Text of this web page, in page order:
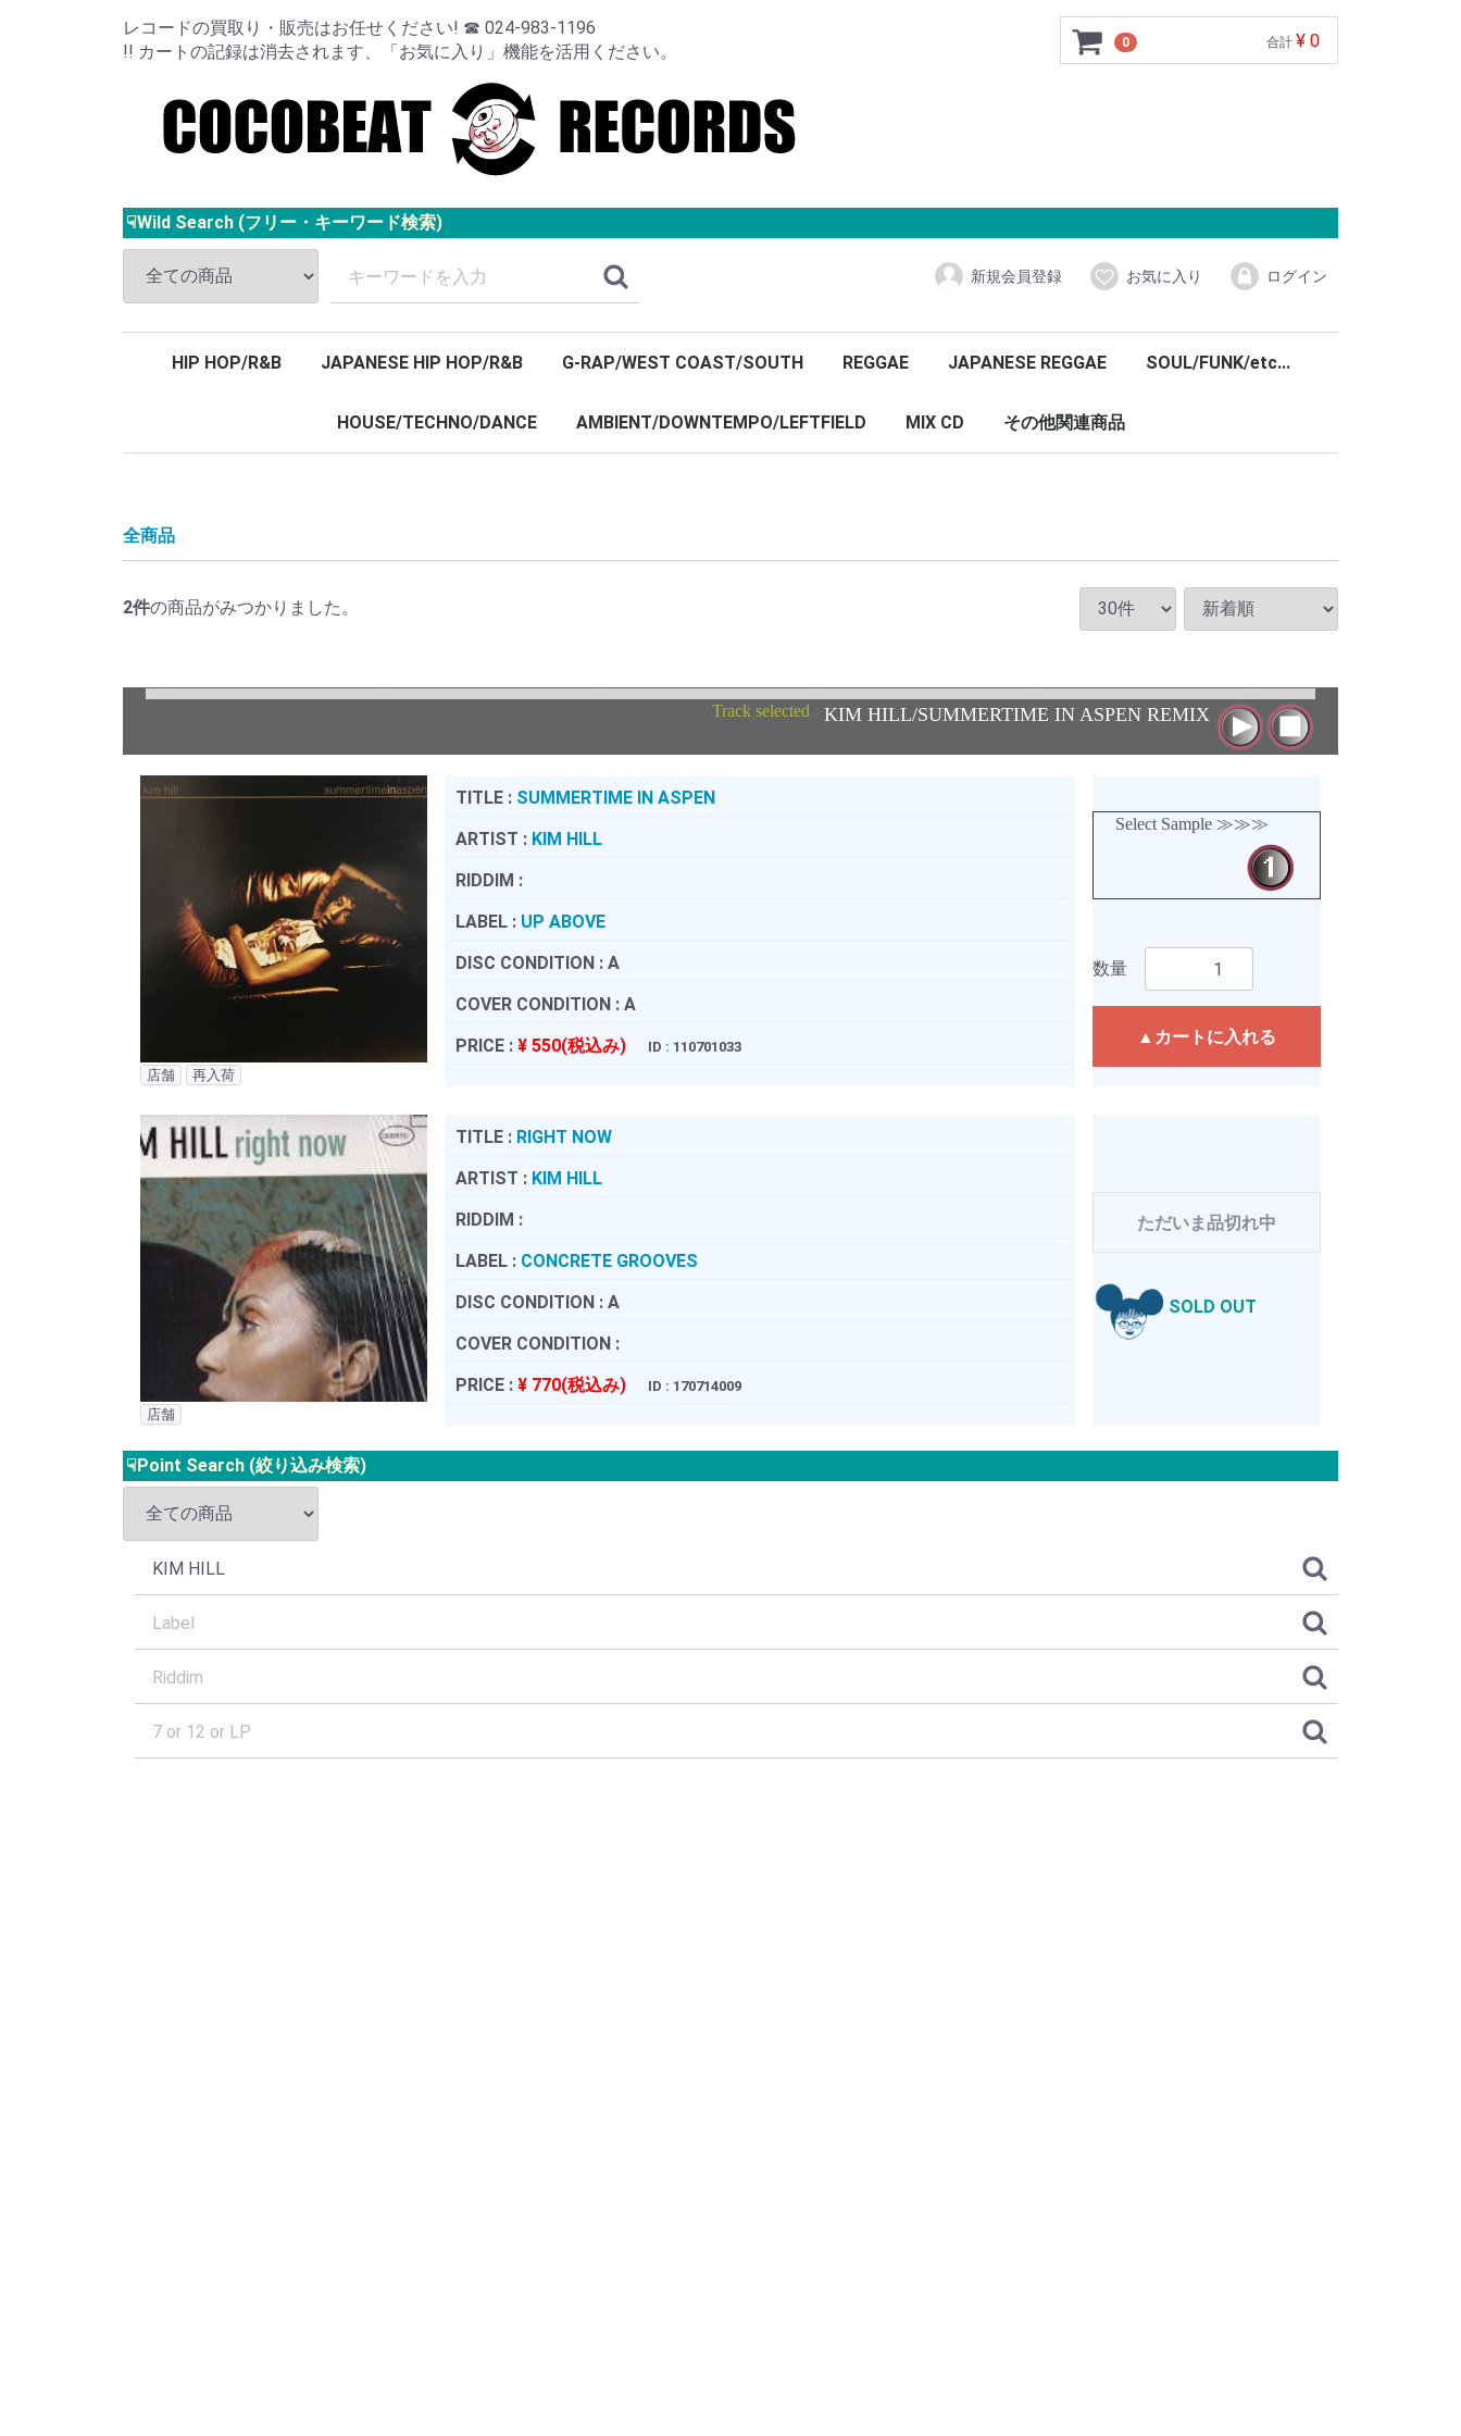
レコードの買取り・販売はお任せください! ☎ 024-983-1196
!! カートの記録は消去されます、「お気に入り」機能を活用ください。
0 合計 ¥ 0
☟Wild Search (フリー・キーワード検索)
新規会員登録 お気に入り ログイン
HIP HOP/R&B JAPANESE HIP HOP/R&B G-RAP/WEST COAST/SOUTH REGGAE JAPANESE REGGAE SOUL/FUNK/etc...
HOUSE/TECHNO/DANCE AMBIENT/DOWNTEMPO/LEFTFIELD MIX CD その他関連商品
全商品
2件の商品がみつかりました。
Track selected : KIM HILL/SUMMERTIME IN ASPEN REMIX
店舗 再入荷
TITLE : SUMMERTIME IN ASPEN
ARTIST : KIM HILL
RIDDIM :
LABEL : UP ABOVE
DISC CONDITION : A
COVER CONDITION : A
PRICE : ¥ 550(税込み) ID : 110701033
Select Sample ≫≫≫
数量
▲カートに入れる
店舗
TITLE : RIGHT NOW
ARTIST : KIM HILL
RIDDIM :
LABEL : CONCRETE GROOVES
DISC CONDITION : A
COVER CONDITION :
PRICE : ¥ 770(税込み) ID : 170714009
ただいま品切れ中
SOLD OUT
☟Point Search (絞り込み検索)